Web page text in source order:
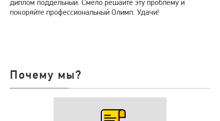
диплом поддельный. Смело решайте эту проблему и
покоряйте профессиональный Олимп. Удачи!
Почему мы?